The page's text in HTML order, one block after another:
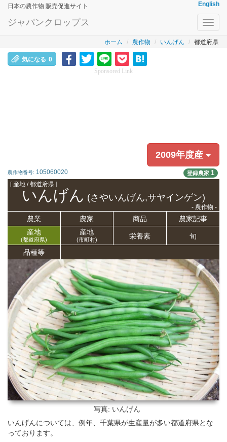
日本の農作物 販売促進サイト English
ジャパンクロップス
ホーム 農作物 いんげん 都道府県
気になる 0
Sponsored Link
2009年度産
農作物番号: 105060020 登録農家 1
[ 産地 / 都道府県 ]
いんげん (さやいんげん,サヤインゲン)
- 農作物 -
農業 農家 商品
農家記事
産地
(都道府県)
産地
(市町村) 栄養素 旬
品種等
写真: いんげん
いんげんについては、例年、千葉県が生産量が多い都道府県とな
っております。